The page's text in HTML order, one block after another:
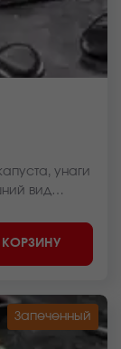
унаги
вид
КОРЗИНУ
Запеченный